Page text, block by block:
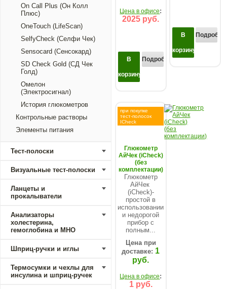
On Call Plus (Он Колл
Плюс)
OneTouch (LifeScan)
SelfyCheck (Селфи Чек)
Sensocard (Сенсокард)
SD Check Gold (СД Чек
Голд)
Омелон
(Электросигнал)
История глюкометров
Контрольные растворы
Элементы питания
Тест-полоски
Визуальные тест-полоски
Ланцеты и
прокалыватели
Анализаторы
холестерина,
гемоглобина и МНО
Шприц-ручки и иглы
Термосумки и чехлы для
инсулина и шприц-ручек
Цена в офисе:
2025 руб.
В
корзину
Подробнее...
В
корзину
при покупке
тест-полосок
ICheck
Глюкометр
АйЧек (iCheck)
(без
комплектации)
Глюкометр
АйЧек
(iCheck)-
простой в
использовании
и недорогой
прибор с
полным...
Цена при
доставке: 1
руб.
Цена в офисе:
1 руб.